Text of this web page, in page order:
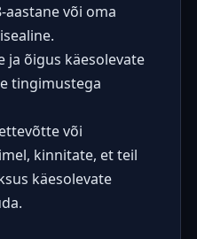
aastane või oma
ja õigus käesolevate
tingimustega
või
kinnitate, et teil
käesolevate